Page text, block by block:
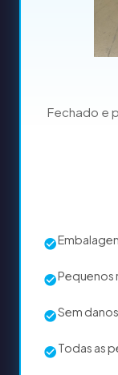
Fechado e
Pequenos
Sem
Todas as